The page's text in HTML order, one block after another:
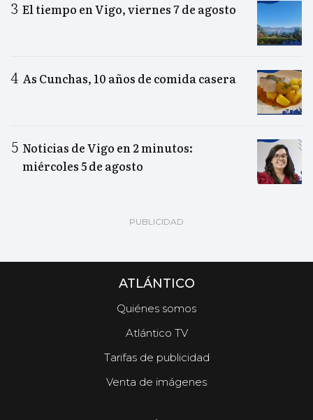
El tiempo en Vigo, viernes 7 de agosto
As Cunchas, 10 años de comida casera
Noticias de Vigo en 2 minutos:
miércoles 5 de agosto
ATLÁNTICO
Quiénes somos
Atlántico TV
Tarifas de publicidad
Venta de imágenes